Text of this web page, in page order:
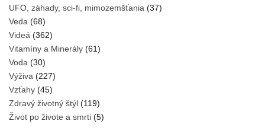
UFO, záhady, sci-fi, mimozemšťania (37)
Veda (68)
Videá (362)
Vitamíny a Minerály (61)
Voda (30)
Výživa (227)
Vzťahy (45)
Zdravý životný štýl (119)
Život po živote a smrti (5)